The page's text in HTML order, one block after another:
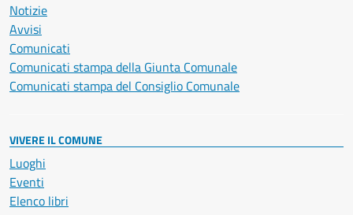
Notizie
Avvisi
Comunicati
Comunicati stampa della Giunta Comunale
Comunicati stampa del Consiglio Comunale
VIVERE IL COMUNE
Luoghi
Eventi
Elenco libri